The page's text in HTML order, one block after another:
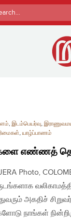
, இடம்பெயர்வு,
, யாழ்ப்பாணம்
எண்ணத்
Photo,
அகதிச்
நாங்கள்